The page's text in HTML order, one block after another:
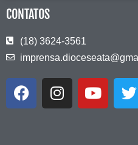
CONTATOS
(18) 3624-3561